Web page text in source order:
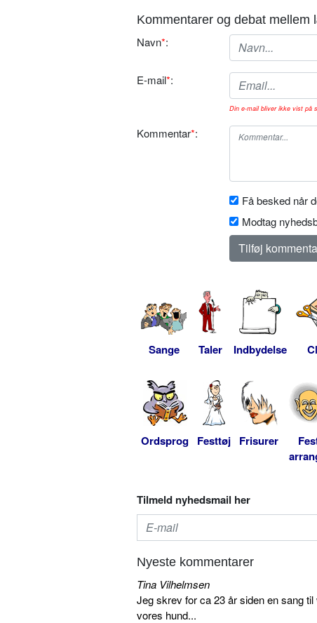
Kommentarer og debat mellem
Navn*:
E-mail*:
Din e-mail bliver ikke vist på
Kommentar*:
Få besked når
Modtag
Sange Taler Indbydelse
Ordsprog Festtøj Frisurer
Tilmeld nyhedsmail her
Nyeste kommentarer
Tina Vilhelmsen
Jeg skrev for ca 23 år siden en sang
vores hund...